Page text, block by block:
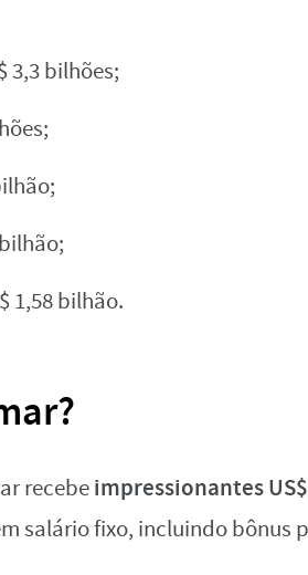
3,3 bilhões;
1,58 bilhão.
recebeimpressionantes
salário fixo, incluindo bônus